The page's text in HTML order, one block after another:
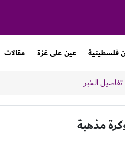
فلسطينية عين على غزة مقالات
تفاصيل الخبر
مذهبة